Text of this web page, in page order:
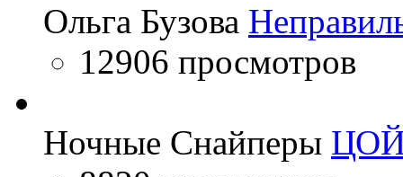
Ольга Бузова
12906 просмотров
Ночные Снайперы